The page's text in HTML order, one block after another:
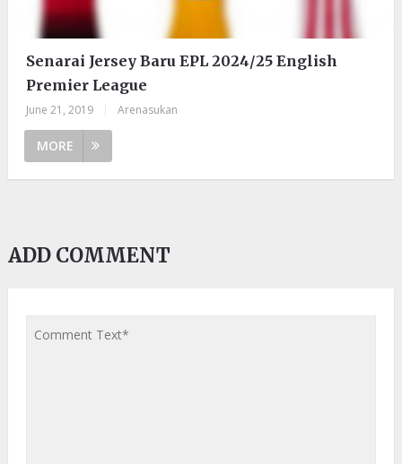
Senarai Jersey Baru EPL 2024/25 English
Premier League
June 21, 2019 Arenasukan
MORE
ADD COMMENT